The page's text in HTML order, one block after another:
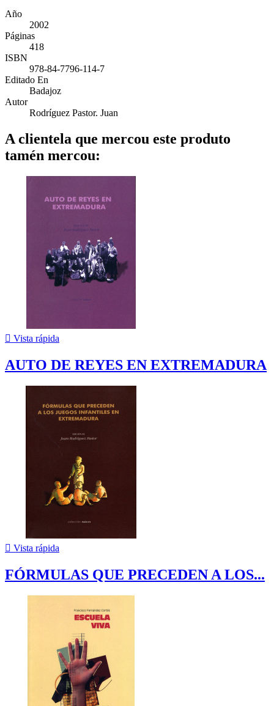
Año
2002
Páginas
418
ISBN
978-84-7796-114-7
Editado En
Badajoz
Autor
Rodríguez Pastor. Juan
A clientela que mercou este produto
tamén mercou:
 Vista rápida
AUTO DE REYES EN EXTREMADURA
 Vista rápida
FÓRMULAS QUE PRECEDEN A LOS...